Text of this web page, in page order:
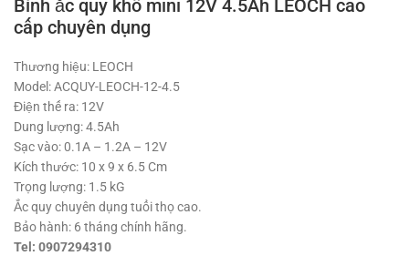
Bình ắc quy khô mini 12V 4.5Ah LEOCH cao
cấp chuyên dụng
Thương hiệu: LEOCH
Model: ACQUY-LEOCH-12-4.5
Điện thế ra: 12V
Dung lượng: 4.5Ah
Sạc vào: 0.1A – 1.2A – 12V
Kích thước: 10 x 9 x 6.5 Cm
Trọng lượng: 1.5 kG
Ắc quy chuyên dụng tuổi thọ cao.
Bảo hành: 6 tháng chính hãng.
Tel: 0907294310